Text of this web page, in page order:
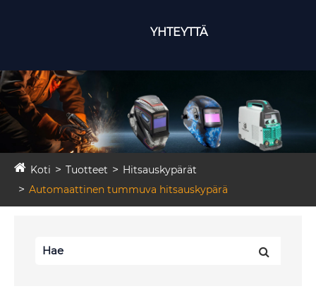
YHTEYTTÄ
Koti Tuotteet
Hitsauskypärät
Automaattinen tummuva hitsauskypärä